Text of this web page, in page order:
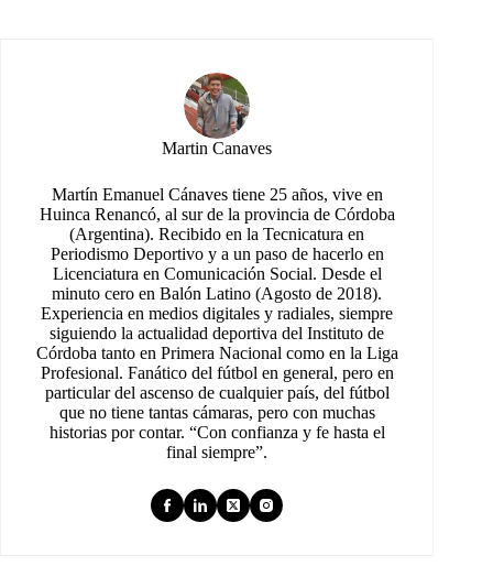
Martin Canaves
Martín Emanuel Cánaves tiene 25 años, vive en
Huinca Renancó, al sur de la provincia de Córdoba
(Argentina). Recibido en la Tecnicatura en
Periodismo Deportivo y a un paso de hacerlo en
Licenciatura en Comunicación Social. Desde el
minuto cero en Balón Latino (Agosto de 2018).
Experiencia en medios digitales y radiales, siempre
siguiendo la actualidad deportiva del Instituto de
Córdoba tanto en Primera Nacional como en la Liga
Profesional. Fanático del fútbol en general, pero en
particular del ascenso de cualquier país, del fútbol
que no tiene tantas cámaras, pero con muchas
historias por contar. “Con confianza y fe hasta el
final siempre”.